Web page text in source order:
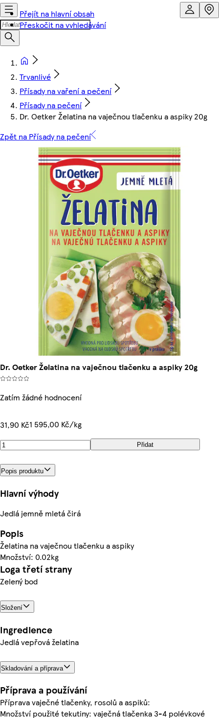
Přejít na hlavní obsah
Přeskočit na vyhledávání
Trvanlivé
Přísady na vaření a pečení
Přísady na pečení
Dr. Oetker Želatina na vaječnou tlačenku a aspiky 20g
Zpět na Přísady na pečení
Dr. Oetker Želatina na vaječnou tlačenku a aspiky 20g
Zatím žádné hodnocení
31,90 Kč1 595,00 Kč/kg
Přidat
Popis produktu
Hlavní výhody
Jedlá jemně mletá čirá
Popis
Želatina na vaječnou tlačenku a aspiky
Množství: 0.02kg
Loga třetí strany
Zelený bod
Složení
Ingredience
Jedlá vepřová želatina
Skladování a příprava
Příprava a používání
Příprava vaječné tlačenky, rosolů a aspiků:
Množství použité tekutiny: vaječná tlačenka 3-4 polévkové